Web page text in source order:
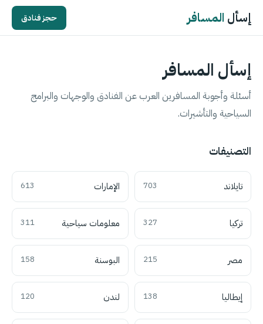
إسأل المسافر حجز فنادق
إسأل المسافر
أسئلة وأجوبة المسافرين العرب عن الفنادق والوجهات والبرامج
السياحية والتأشيرات.
التصنيفات
تايلاند 703 الإمارات 613
تركيا 327 معلومات سياحية 311
مصر 215 البوسنة 158
إيطاليا 138 لندن 120